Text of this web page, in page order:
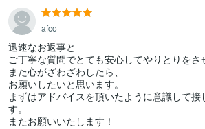
afco
迅速なお返事と
ご丁寧な質問でとても安心してやりとりをさ
また心がざわざわしたら、
お願いしたいと思います。
まずはアドバイスを頂いたように意識して接
す。
またお願いいたします！